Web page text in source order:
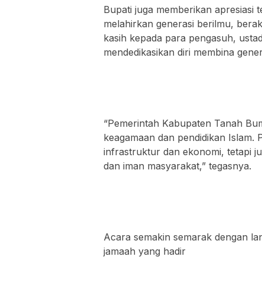
Bupati juga memberikan
melahirkan generasi berilmu,
kasih kepada para pengasuh,
mendedikasikan diri membina
“Pemerintah Kabupaten Tanah
keagamaan dan pendidikan Islam.
infrastruktur dan ekonomi, tetapi
dan iman masyarakat,” tegasnya.
Acara semakin semarak dengan
jamaah yang hadir